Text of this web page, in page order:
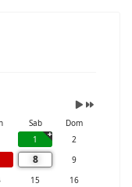
Sab
Dom
1
2
8
9
15
16